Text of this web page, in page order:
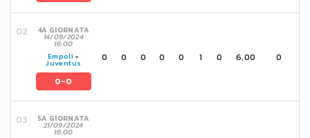
4A GIORNATA
14/09/2024
16:00
Empoli -
Juventus
0-0
0 0 0 0 0 1 0 6,00 0
5A GIORNATA
21/09/2024
16:00